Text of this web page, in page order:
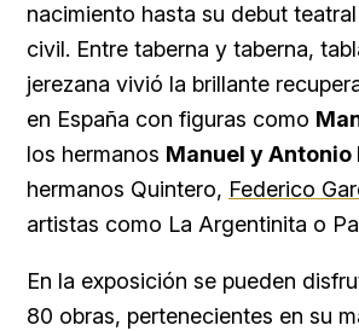
nacimiento hasta su debut
civil. Entre taberna y taberna,
jerezana vivió la brillante
en España con figuras como
los hermanos Manuel y
hermanos Quintero, Federico
artistas como La Argentinita o
En la exposición se pueden
80 obras, pertenecientes en su